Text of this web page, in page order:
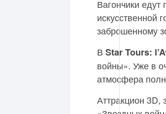
Вагончики
искусственной
заброшенному
В Star Tours:
войны». Уже в
атмосфера
Аттракцион 3D,